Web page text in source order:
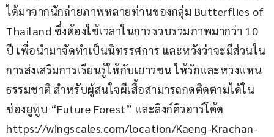
ได้มาจากนักถ่ายภาพหลายท่านของกลุ่ม Butterflies of
Thailand ซึ่งต้องใช้เวลาในการรวบรวมภาพมากว่า 10
ปี เพื่อนำมาจัดทำเป็นนิทรรศการ และหวังว่าจะมีส่วนใน
การส่งเสริมการเรียนรู้ให้กับเยาวชน ให้รักและหวงแหน
ธรรมชาติ สำหรับผู้สนใจผีเสื้อสามารถกดติดตามได้ใน
ช่องยูทูบ “Future Forest” และลิงก์คิวอาร์โค้ด
https://wingscales.com/location/Kaeng-Krachan-